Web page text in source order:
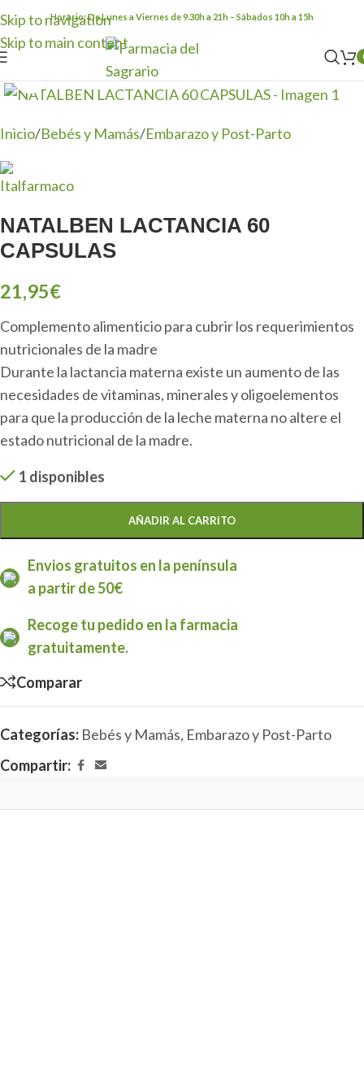
Skip to navigation
Skip to main content
Horario: De Lunes a Viernes de 9.30h a 21h – Sábados 10h a 15h
Clic para ampliar
Inicio/Bebés y Mamás/Embarazo y Post-Parto
NATALBEN LACTANCIA 60
CAPSULAS
21,95€
Complemento alimenticio para cubrir los requerimientos
nutricionales de la madre
Durante la lactancia materna existe un aumento de las
necesidades de vitaminas, minerales y oligoelementos
para que la producción de la leche materna no altere el
estado nutricional de la madre.
1 disponibles
AÑADIR AL CARRITO
Envios gratuitos en la península
a partir de 50€
Recoge tu pedido en la farmacia
gratuitamente.
Comparar
Categorías: Bebés y Mamás, Embarazo y Post-Parto
Compartir: